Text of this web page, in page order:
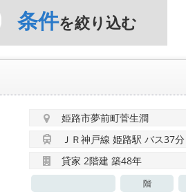
条件を絞り込む
姫路市夢前町菅生澗
ＪＲ神戸線 姫路駅 バス37
貸家 2階建 築48年
階